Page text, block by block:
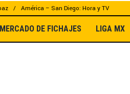
América – San Diego: Hora y TV
MERCADO DE FICHAJES LIGA MX